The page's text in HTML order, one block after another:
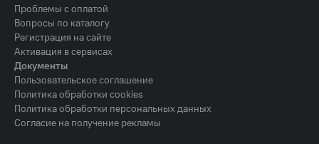
Проблемы с оплатой
Вопросы по каталогу
Регистрация на сайте
Активация в сервисах
Документы
Пользовательское соглашение
Политика обработки cookies
Политика обработки персональных данных
Согласие на получение рекламы